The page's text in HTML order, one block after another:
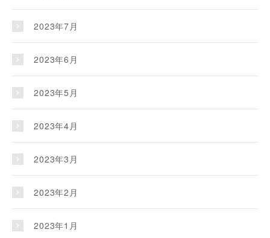
2023年7月
2023年6月
2023年5月
2023年4月
2023年3月
2023年2月
2023年1月